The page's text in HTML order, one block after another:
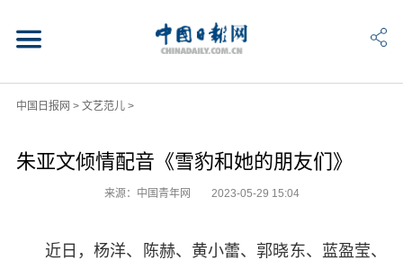
中国日报网 > 文艺范儿>
朱亚文倾情配音《雪豹和她的朋友们》
来源：中国青年网 2023-05-29 15:04
近日，杨洋、陈赫、黄小蕾、郭晓东、蓝盈莹、